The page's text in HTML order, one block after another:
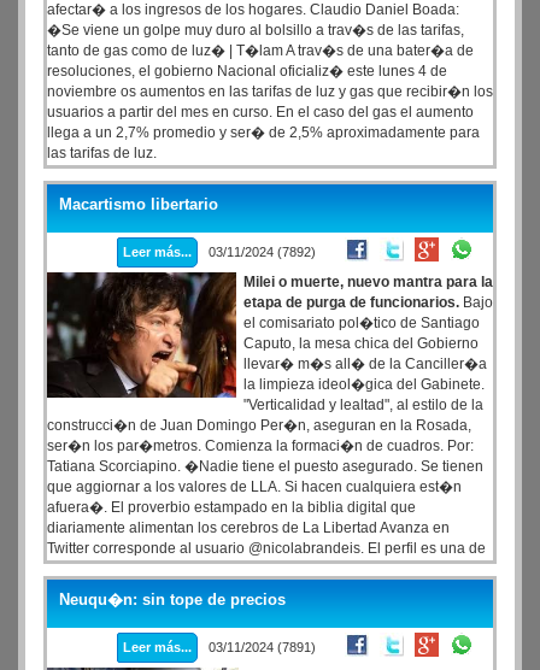
afectar� a los ingresos de los hogares. Claudio Daniel Boada:
�Se viene un golpe muy duro al bolsillo a trav�s de las tarifas,
tanto de gas como de luz� | T�lam A trav�s de una bater�a de
resoluciones, el gobierno Nacional oficializ� este lunes 4 de
noviembre os aumentos en las tarifas de luz y gas que recibir�n los
usuarios a partir del mes en curso. En el caso del gas el aumento
llega a un 2,7% promedio y ser� de 2,5% aproximadamente para
las tarifas de luz.
Macartismo libertario
Leer más... 03/11/2024 (7892)
Milei o muerte, nuevo mantra para la
etapa de purga de funcionarios. Bajo
el comisariato pol�tico de Santiago
Caputo, la mesa chica del Gobierno
llevar� m�s all� de la Canciller�a
la limpieza ideol�gica del Gabinete.
"Verticalidad y lealtad", al estilo de la
construcci�n de Juan Domingo Per�n, aseguran en la Rosada,
ser�n los par�metros. Comienza la formaci�n de cuadros. Por:
Tatiana Scorciapino. �Nadie tiene el puesto asegurado. Se tienen
que aggiornar a los valores de LLA. Si hacen cualquiera est�n
afuera�. El proverbio estampado en la biblia digital que
diariamente alimentan los cerebros de La Libertad Avanza en
Twitter corresponde al usuario @nicolabrandeis. El perfil es una de
las �al menos� cuatro cuentas que el asesor presidencial
Santiago Caputo maneja ya sin tanto anonimato desde los dos
tel�fonos de �ltima generaci�n que pispea y esconde
compulsivamente en lo m�s rec�ndito de sus bolsillos.
Neuqu�n: sin tope de precios
Leer más... 03/11/2024 (7891)